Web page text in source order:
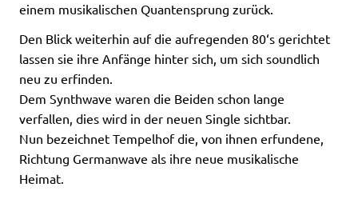
einem musikalischen Quantensprung zurück.
Den Blick weiterhin auf die aufregenden 80‘s gerichtet
lassen sie ihre Anfänge hinter sich, um sich soundlich
neu zu erfinden.
Dem Synthwave waren die Beiden schon lange
verfallen, dies wird in der neuen Single sichtbar.
Nun bezeichnet Tempelhof die, von ihnen erfundene,
Richtung Germanwave als ihre neue musikalische
Heimat.